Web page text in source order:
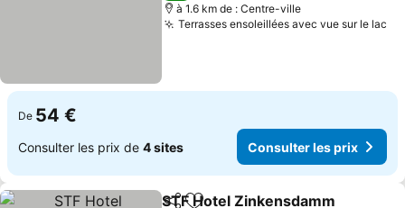
à 1.6 km de : Centre-ville
Terrasses ensoleillées avec vue sur le lac
De 54 €
Consulter les prix de 4 sites Consulter les prix
STF Hotel Zinkensdamm